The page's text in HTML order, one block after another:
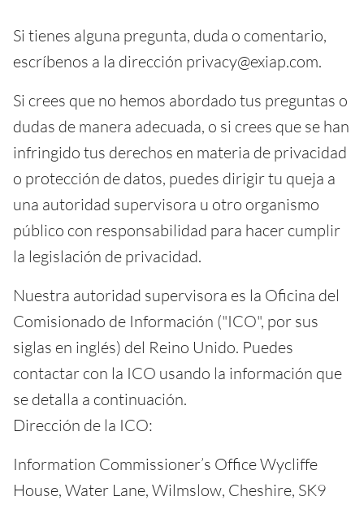
Si tienes alguna pregunta, duda o comentario,
escríbenos a la dirección privacy@exiap.com.
Si crees que no hemos abordado tus preguntas o
dudas de manera adecuada, o si crees que se han
infringido tus derechos en materia de privacidad
o protección de datos, puedes dirigir tu queja a
una autoridad supervisora u otro organismo
público con responsabilidad para hacer cumplir
la legislación de privacidad.
Nuestra autoridad supervisora es la Oficina del
Comisionado de Información ("ICO", por sus
siglas en inglés) del Reino Unido. Puedes
contactar con la ICO usando la información que
se detalla a continuación.
Dirección de la ICO:
Information Commissioner’s Office Wycliffe
House, Water Lane, Wilmslow, Cheshire, SK9